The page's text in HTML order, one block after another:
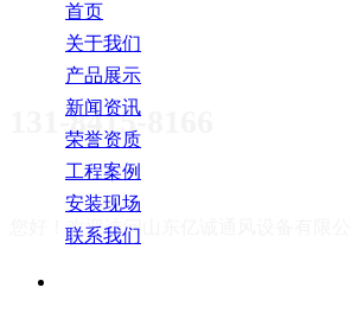
131-8415-8166
您好！欢迎访问
首页
关于我们
产品展示
新闻资讯
荣誉资质
工程案例
安装现场
联系我们